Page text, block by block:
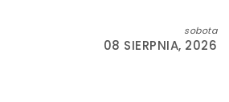
sobota
08 SIERPNIA, 2026